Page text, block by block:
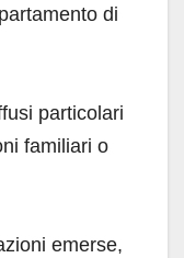
di
particolari
familiari o
emerse,